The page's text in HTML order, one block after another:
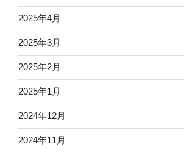
2025年4月
2025年3月
2025年2月
2025年1月
2024年12月
2024年11月